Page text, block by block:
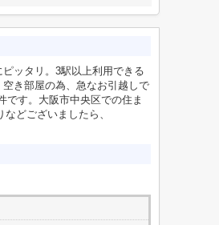
ッタリ。3駅以上利用できる
き部屋の為、急なお引越しで
です。大阪市中央区での住ま
どございましたら、